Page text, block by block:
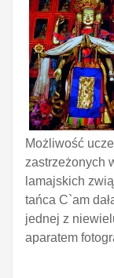
Możliwość
zastrzeżonych
lamajskich
tańca C`am
jednej z
aparatem